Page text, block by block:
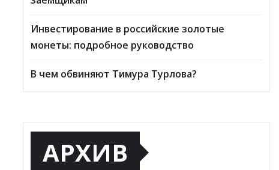
Инвестирование в российские золотые
монеты: подробное руководство
В чем обвиняют Тимура Турлова?
АРХИВ